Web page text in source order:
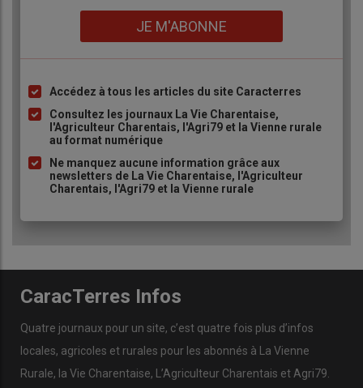
JE M'ABONNE
Liste
à
puce
Accédez à tous les articles du site Caracterres
Consultez les journaux La Vie Charentaise,
l'Agriculteur Charentais, l'Agri79 et la Vienne rurale
au format numérique
Ne manquez aucune information grâce aux
newsletters de La Vie Charentaise, l'Agriculteur
Charentais, l'Agri79 et la Vienne rurale
CaracTerres Infos
Quatre journaux pour un site, c’est quatre fois plus d’infos
locales, agricoles et rurales pour les abonnés à La Vienne
Rurale, la Vie Charentaise, L’Agriculteur Charentais et Agri79.